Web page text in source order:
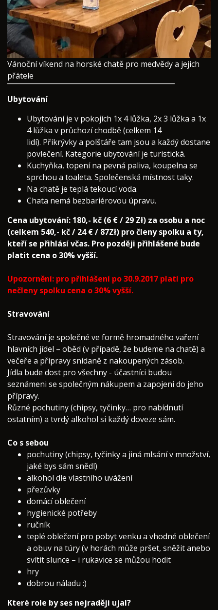
​Vánoční víkend na horské chatě pro medvědy a jejich
přátele
¯¯¯¯¯¯¯¯¯¯¯¯¯¯¯¯¯¯¯¯¯¯¯¯¯¯¯¯¯¯¯¯¯¯¯¯¯¯¯¯¯¯¯
Ubytování
Ubytování je v pokojích 1x 4 lůžka, 2x 3 lůžka a 1x
4 lůžka v průchozí chodbě (celkem 14
lidí). Přikrývky a polštáře tam jsou a každý dostane
povlečení. Kategorie ubytování je turistická.
Kuchyňka, topení na pevná paliva, koupelna se
sprchou a toaleta. Společenská místnost taky.
Na chatě je teplá tekoucí voda.
Chata nemá bezbariérovou úpravu.
Cena ubytování: 180,- kč (6 € / 29 Zł) za osobu a noc
(celkem 540,- kč / 24 € / 87Zł) pro členy spolku a ty,
kteří se přihlásí včas. Pro později přihlášené bude
platit cena o 30% vyšší.
Upozornění: pro přihlášení po 30.9.2017​ platí pro
nečleny spolku cena o 30% vyšší.
Stravování
Stravování je společné ve formě hromadného vaření
hlavních jídel – oběd (v případě, že budeme na chatě) a
večeře a přípravy snídaně z nakoupených zásob.
Jídla bude dost pro všechny - účastníci budou
seznámeni se společným nákupem a zapojeni do jeho
přípravy.
Různé pochutiny (chipsy, tyčinky… pro nabídnutí
ostatním) a tvrdý alkohol si každý doveze sám.
Co s sebou
pochutiny (chipsy, tyčinky a jiná mlsání v množství,
jaké bys sám snědl)
alkohol dle vlastního uvážení
přezůvky
domácí oblečení
hygienické potřeby
ručník
teplé oblečení pro pobyt venku a vhodné oblečení
a obuv na túry (v horách může pršet, sněžit anebo
svítit slunce – i rukavice se můžou hodit
hry
dobrou náladu :)
Které role by ses nejraději ujal?